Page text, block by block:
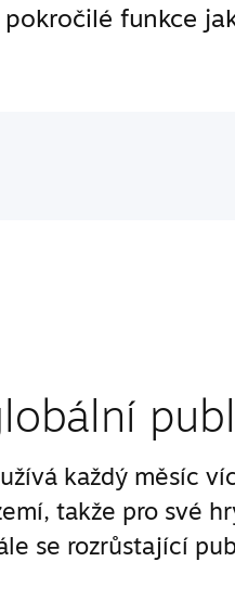
funkce
každý měsíc
takže pro své
se rozrůstající